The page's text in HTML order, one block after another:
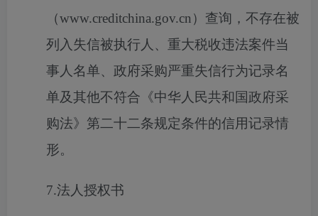
（www.creditchina.gov.cn）查询，不存在被
列入失信被执行人、重大税收违法案件当
事人名单、政府采购严重失信行为记录名
单及其他不符合《中华人民共和国政府采
购法》第二十二条规定条件的信用记录情
形。
7.法人授权书